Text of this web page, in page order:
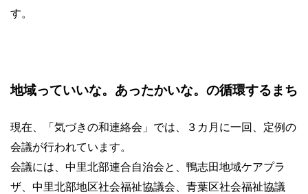
す。
地域っていいな。あったかいな。の循環するまち
現在、「気づきの和連絡会」では、３カ月に一回、定例の
会議が行われています。
会議には、中里北部連合自治会と、鴨志田地域ケアプラ
ザ、中里北部地区社会福祉協議会、青葉区社会福祉協議